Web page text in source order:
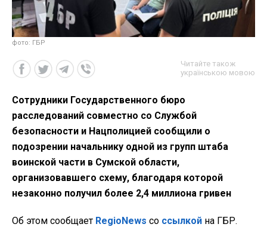
фото: ГБР
Читайте також
українською мовою
Сотрудники Государственного бюро
расследований совместно со Службой
безопасности и Нацполицией сообщили о
подозрении начальнику одной из групп штаба
воинской части в Сумской области,
организовавшего схему, благодаря которой
незаконно получил более 2,4 миллиона гривен
Об этом сообщает RegioNews со ссылкой на ГБР.